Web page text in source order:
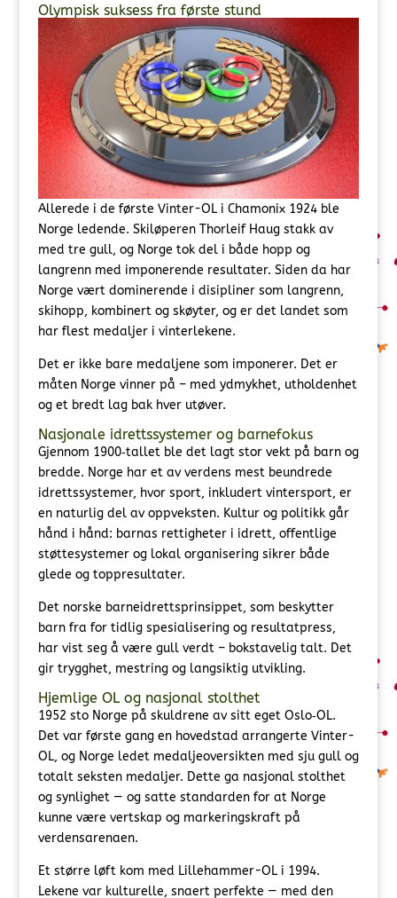
Olympisk suksess fra første stund
Allerede i de første Vinter-OL i Chamonix 1924 ble
Norge ledende. Skiløperen Thorleif Haug stakk av
med tre gull, og Norge tok del i både hopp og
langrenn med imponerende resultater. Siden da har
Norge vært dominerende i disipliner som langrenn,
skihopp, kombinert og skøyter, og er det landet som
har flest medaljer i vinterlekene.
Det er ikke bare medaljene som imponerer. Det er
måten Norge vinner på – med ydmykhet, utholdenhet
og et bredt lag bak hver utøver.
Nasjonale idrettssystemer og barnefokus
Gjennom 1900‑tallet ble det lagt stor vekt på barn og
bredde. Norge har et av verdens mest beundrede
idrettssystemer, hvor sport, inkludert vintersport, er
en naturlig del av oppveksten. Kultur og politikk går
hånd i hånd: barnas rettigheter i idrett, offentlige
støttesystemer og lokal organisering sikrer både
glede og toppresultater.
Det norske barneidrettsprinsippet, som beskytter
barn fra for tidlig spesialisering og resultatpress,
har vist seg å være gull verdt – bokstavelig talt. Det
gir trygghet, mestring og langsiktig utvikling.
Hjemlige OL og nasjonal stolthet
1952 sto Norge på skuldrene av sitt eget Oslo‑OL.
Det var første gang en hovedstad arrangerte Vinter-
OL, og Norge ledet medaljeoversikten med sju gull og
totalt seksten medaljer. Dette ga nasjonal stolthet
og synlighet — og satte standarden for at Norge
kunne være vertskap og markeringskraft på
verdensarenaen.
Et større løft kom med Lillehammer-OL i 1994.
Lekene var kulturelle, snaert perfekte — med den